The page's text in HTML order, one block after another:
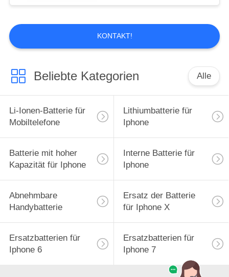
KONTAKT!
Beliebte Kategorien Alle
Li-Ionen-Batterie für
Mobiltelefone
Lithiumbatterie für
Iphone
Batterie mit hoher
Kapazität für Iphone
Interne Batterie für
Iphone
Abnehmbare
Handybatterie
Ersatz der Batterie
für Iphone X
Ersatzbatterien für
Iphone 6
Ersatzbatterien für
Iphone 7